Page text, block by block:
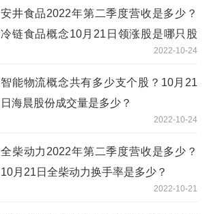
安井食品2022年第二季度营收是多少？
冷链食品概念10月21日领涨股是哪只股
2022-10-24
智能物流概念共有多少支个股？10月21
日海晨股份成交量是多少？
2022-10-24
全柴动力2022年第二季度营收是多少？
10月21日全柴动力换手率是多少？
2022-10-21